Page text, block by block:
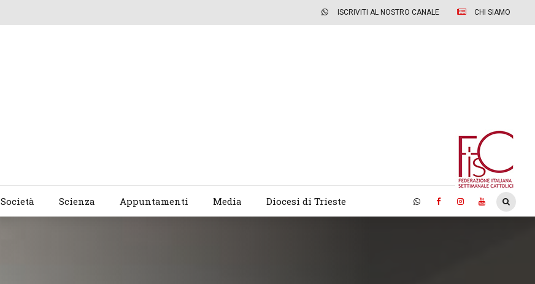
ISCRIVITI AL NOSTRO CANALE CHI SIAMO
Società Scienza Appuntamenti Media Diocesi di Trieste